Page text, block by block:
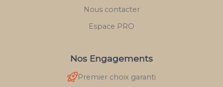
Nous contacter
Espace PRO
Nos Engagements
Premier choix garanti